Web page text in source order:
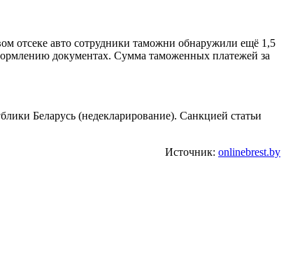
отсеке авто сотрудники таможни обнаружили ещё 1,5
документах. Сумма таможенных платежей за
Беларусь (недекларирование). Санкцией статьи
Источник: onlinebrest.by